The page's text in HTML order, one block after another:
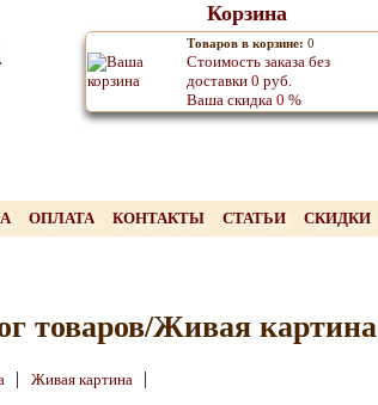
Корзина
Товаров в корзине: 0
Стоимость заказа без
доставки 0 руб.
Ваша скидка 0 %
ОПЛАТА КОНТАКТЫ СТАТЬИ СКИДКИ
товаров/Живая картина
| Живая картина |